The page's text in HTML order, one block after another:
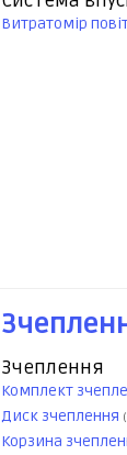
Витратомір
Зчеплення
Комплект
Диск зчеплення
Корзина